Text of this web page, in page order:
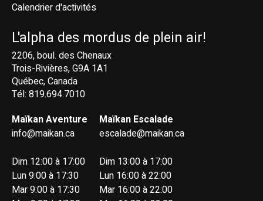
Calendrier d'activités
L'alpha des mordus de plein air!
2206, boul. des Chenaux
Trois-Rivières, G9A 1A1
Québec, Canada
Tél: 819.694.7010
Maïkan Aventure
info@maikan.ca
Dim 12:00 à 17:00
Lun 9:00 à 17:30
Mar 9:00 à 17:30
Maïkan Escalade
escalade@maikan.ca
Dim 13:00 à 17:00
Lun 16:00 à 22:00
Mar 16:00 à 22:00